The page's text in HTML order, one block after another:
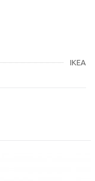
IKEA